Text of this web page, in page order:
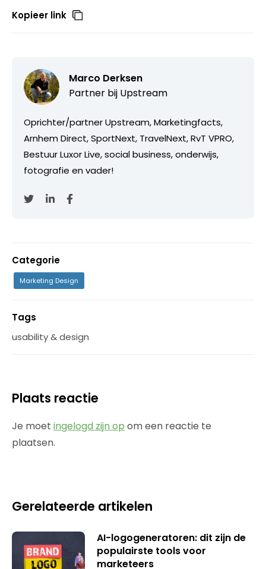
Kopieer link
Marco Derksen
Partner bij Upstream
Oprichter/partner Upstream, Marketingfacts,
Arnhem Direct, SportNext, TravelNext, RvT VPRO,
Bestuur Luxor Live, social business, onderwijs,
fotografie en vader!
Categorie
Marketing Design
Tags
usability & design
Plaats reactie
Je moet ingelogd zijn op om een reactie te
plaatsen.
Gerelateerde artikelen
AI-logogeneratoren: dit zijn de
populairste tools voor
marketeers